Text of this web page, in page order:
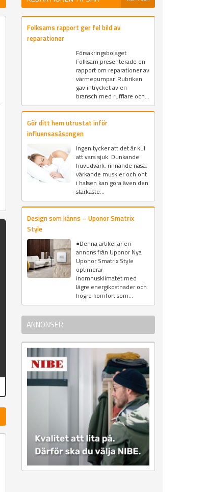
Folksams rapport ger fel bild av
reparationer
Försäkringsbolaget
Folksam presenterade en
rapport om reparationer av
värmepumpar. Rubriken
gav intrycket av en
bransch med rufflare och...
Gör ditt hem utrustat inför
influensasäsongen
Ingen tycker att det är kul
att vara sjuk. Dunkande
huvudvärk, rinnande näsa,
värkande muskler och ont
i halsen kan göra även den
starkaste...
Design som känns – Uponor Smatrix
Style
●Denna artikel är en
annons från Uponor Nya
Uponor Smatrix Style
optimerar
inomhusklimatet med
lägre energikostnader och
högre komfort som...
ANNONSER